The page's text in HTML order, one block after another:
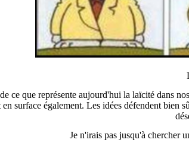
ce que représente aujourd'hui la laïcité dans
en surface également. Les idées défendent bien
Je n'irais pas jusqu'à chercher